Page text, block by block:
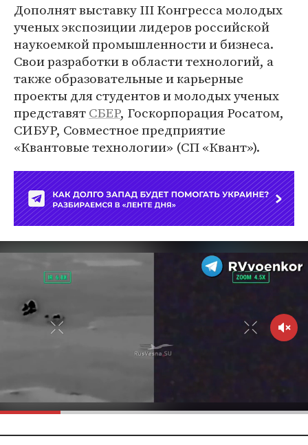
Дополнят выставку III Конгресса молодых
ученых экспозиции лидеров российской
наукоемкой промышленности и бизнеса.
Свои разработки в области технологий, а
также образовательные и карьерные
проекты для студентов и молодых ученых
представятСБЕР, Госкорпорация Росатом,
СИБУР, Совместное предприятие
«Квантовые технологии» (СП «Квант»).